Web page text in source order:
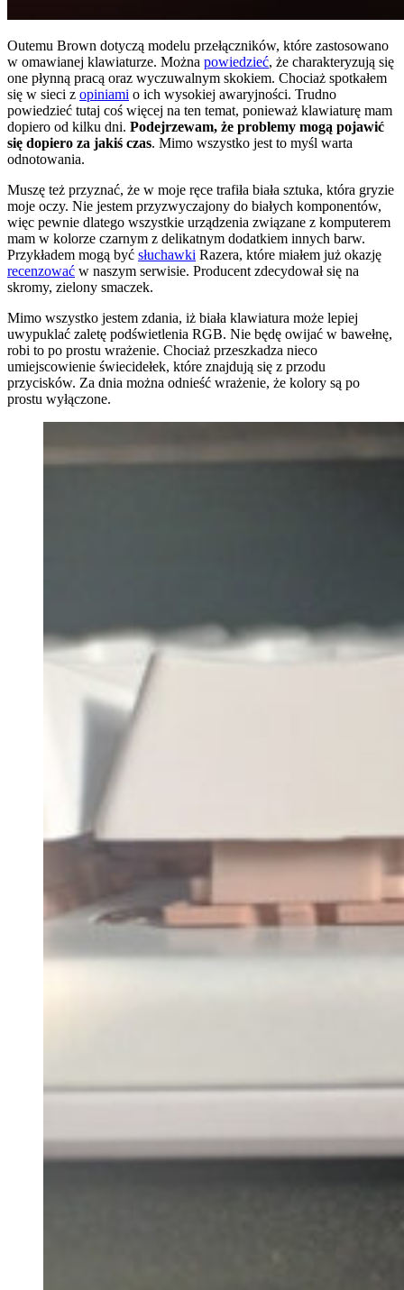
Outemu Brown dotyczą modelu przełączników, które zastosowano
w omawianej klawiaturze. Można powiedzieć, że charakteryzują się
one płynną pracą oraz wyczuwalnym skokiem. Chociaż spotkałem
się w sieci z opiniami o ich wysokiej awaryjności. Trudno
powiedzieć tutaj coś więcej na ten temat, ponieważ klawiaturę mam
dopiero od kilku dni. Podejrzewam, że problemy mogą pojawić
się dopiero za jakiś czas. Mimo wszystko jest to myśl warta
odnotowania.
Muszę też przyznać, że w moje ręce trafiła biała sztuka, która gryzie
moje oczy. Nie jestem przyzwyczajony do białych komponentów,
więc pewnie dlatego wszystkie urządzenia związane z komputerem
mam w kolorze czarnym z delikatnym dodatkiem innych barw.
Przykładem mogą być słuchawki Razera, które miałem już okazję
recenzować w naszym serwisie. Producent zdecydował się na
skromy, zielony smaczek.
Mimo wszystko jestem zdania, iż biała klawiatura może lepiej
uwypuklać zaletę podświetlenia RGB. Nie będę owijać w bawełnę,
robi to po prostu wrażenie. Chociaż przeszkadza nieco
umiejscowienie świecidełek, które znajdują się z przodu
przycisków. Za dnia można odnieść wrażenie, że kolory są po
prostu wyłączone.